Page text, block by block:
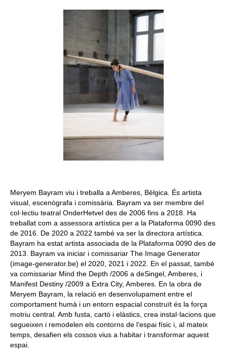
Queda’t amb nosaltres
Meryem Bayram viu i treballa a Amberes, Bèlgica. És artista
visual, escenògrafa i comissària. Bayram va ser membre del
col·lectiu teatral OnderHetvel des de 2006 fins a 2018. Ha
treballat com a assessora artística per a la Plataforma 0090 des
de 2016. De 2020 a 2022 també va ser la directora artística.
Bayram ha estat artista associada de la Plataforma 0090 des de
2013. Bayram va iniciar i comissariar The Image Generator
(image-generator.be) el 2020, 2021 i 2022. En el passat, també
va comissariar Mind the Depth /2006 a deSingel, Amberes, i
Manifest Destiny /2009 a Extra City, Amberes. En la obra de
Meryem Bayram, la relació en desenvolupament entre el
comportament humà i un entorn espacial construït és la força
motriu central. Amb fusta, cartó i elàstics, crea instal·lacions que
segueixen i remodelen els contorns de l’espai físic i, al mateix
temps, desafien els cossos vius a habitar i transformar aquest
espai.